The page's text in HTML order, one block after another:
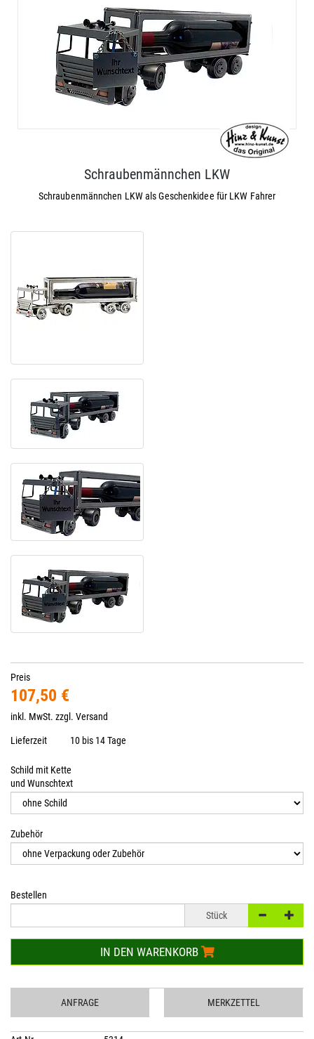
Schraubenmännchen LKW
Schraubenmännchen LKW als Geschenkidee für LKW Fahrer
Preis
107,50 €
inkl. MwSt. zzgl. Versand
Lieferzeit 10 bis 14 Tage
Schild mit Kette
und Wunschtext
Zubehör
Bestellen
Stück
IN DEN WARENKORB
ANFRAGE MERKZETTEL